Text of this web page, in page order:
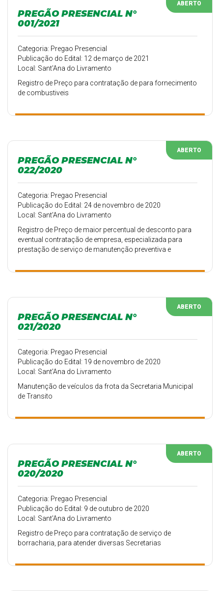
ABERTO
PREGÃO PRESENCIAL N°
001/2021
Categoria: Pregao Presencial
Publicação do Edital: 12 de março de 2021
Local: Sant'Ana do Livramento
Registro de Preço para contratação de para fornecimento
de combustiveis
ABERTO
PREGÃO PRESENCIAL N°
022/2020
Categoria: Pregao Presencial
Publicação do Edital: 24 de novembro de 2020
Local: Sant'Ana do Livramento
Registro de Preço de maior percentual de desconto para
eventual contratação de empresa, especializada para
prestação de serviço de manutenção preventiva e
Educação
ABERTO
PREGÃO PRESENCIAL N°
021/2020
Categoria: Pregao Presencial
Publicação do Edital: 19 de novembro de 2020
Local: Sant'Ana do Livramento
Manutenção de veículos da frota da Secretaria Municipal
de Transito
ABERTO
PREGÃO PRESENCIAL N°
020/2020
Categoria: Pregao Presencial
Publicação do Edital: 9 de outubro de 2020
Local: Sant'Ana do Livramento
Registro de Preço para contratação de serviço de
borracharia, para atender diversas Secretarias